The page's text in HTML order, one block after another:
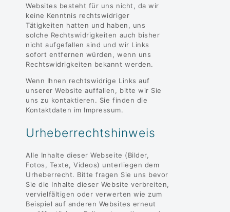
Websites besteht für uns nicht, da wir
keine Kenntnis rechtswidriger
Tätigkeiten hatten und haben, uns
solche Rechtswidrigkeiten auch bisher
nicht aufgefallen sind und wir Links
sofort entfernen würden, wenn uns
Rechtswidrigkeiten bekannt werden.
Wenn Ihnen rechtswidrige Links auf
unserer Website auffallen, bitte wir Sie
uns zu kontaktieren. Sie finden die
Kontaktdaten im Impressum.
Urheberrechtshinweis
Alle Inhalte dieser Webseite (Bilder,
Fotos, Texte, Videos) unterliegen dem
Urheberrecht. Bitte fragen Sie uns bevor
Sie die Inhalte dieser Website verbreiten,
vervielfältigen oder verwerten wie zum
Beispiel auf anderen Websites erneut